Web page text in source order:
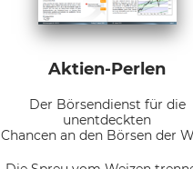
Aktien-Perlen
Der Börsendienst für die
unentdeckten
Chancen an den Börsen der